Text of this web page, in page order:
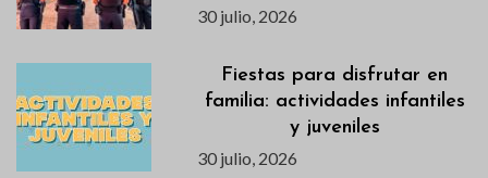
30 julio, 2026
Fiestas para disfrutar en
familia: actividades infantiles
y juveniles
30 julio, 2026